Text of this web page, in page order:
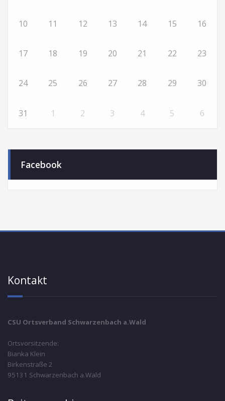
10 11 12 13 14 15 16
17 18 19 20 21 22 23
24 25 26 27 28 29 30
31 1 2 3 4 5 6
Facebook
Kontakt
CSU Ortsverband Schwarzenbach a.Wald
Ortsvorsitzende:
Bianka Klein
Birkenstraße 2
95131 Schwarzenbach a.Wald